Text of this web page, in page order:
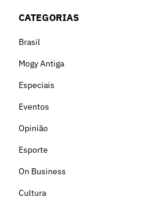
CATEGORIAS
Brasil
Mogy Antiga
Especiais
Eventos
Opinião
Esporte
On Business
Cultura